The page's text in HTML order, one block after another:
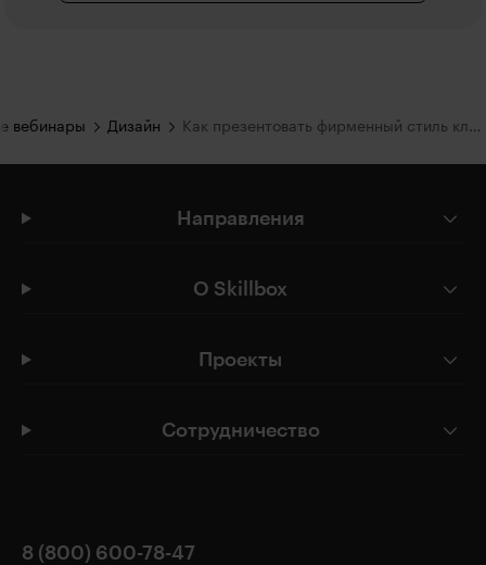
вебинары Дизайн Как презентовать фирменный стиль клиенту
Направления
О Skillbox
Проекты
Сотрудничество
8 (800) 600-78-47